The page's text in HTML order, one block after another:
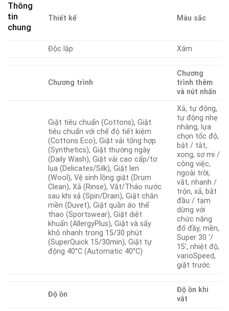
Thông
tin
chung
Thiết kế Màu sắc
Độc lập Xám
Chương trình
Chương
trình thêm
và nút nhấn
Giặt tiêu chuẩn (Cottons), Giặt
tiêu chuẩn với chế độ tiết kiệm
(Cottons Eco), Giặt vải tổng hợp
(Synthetics), Giặt thường ngày
(Daily Wash), Giặt vải cao cấp/tơ
lụa (Delicates/Silk), Giặt len
(Wool), Vệ sinh lồng giặt (Drum
Clean), Xả (Rinse), Vắt/Tháo nước
sau khi xả (Spin/Drain), Giặt chăn
mền (Duvet), Giặt quần áo thể
thao (Sportswear), Giặt diệt
khuẩn (AllergyPlus), Giặt và sấy
khô nhanh trong 15/30 phút
(SuperQuick 15/30min), Giặt tự
động 40°C (Automatic 40°C)
Xả, tự động,
tự động nhẹ
nhàng, lựa
chọn tốc độ,
bật / tắt,
xong, sơ mi /
công việc,
ngoài trời,
vắt, nhanh /
trộn, xả, bắt
đầu / tạm
dừng với
chức năng
đổ đầy, mền,
Super 30 ‘/
15’, nhiệt độ,
varioSpeed,
giặt trước
Độ ồn
Độ ồn khi
vắt